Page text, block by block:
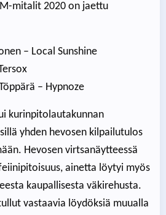
mitalit 2020 on jaettu
– Local Sunshine
– Hypnoze
kurinpitolautakunnan
yhden hevosen kilpailutulos
Hevosen virtsanäytteessä
ainetta löytyi myös
kaupallisesta väkirehusta.
vastaavia löydöksiä muualla